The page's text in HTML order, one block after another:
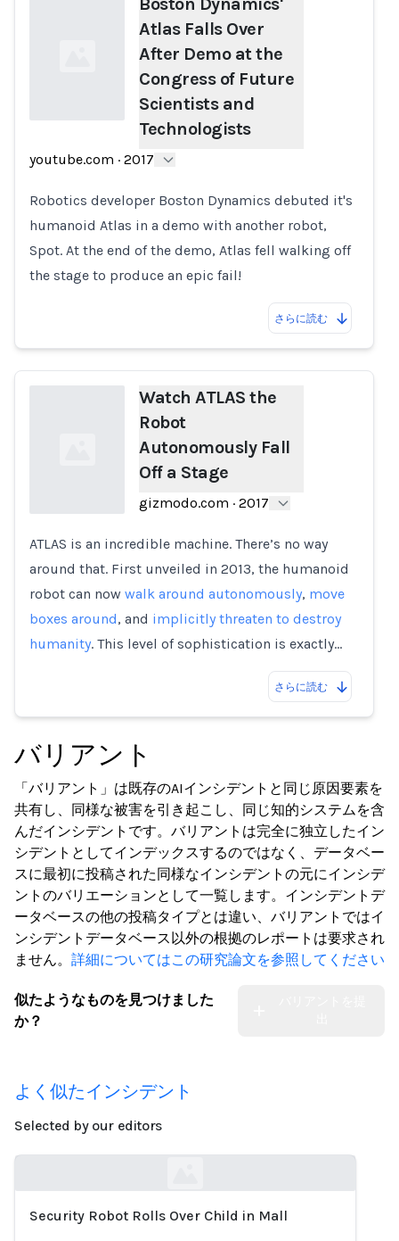
Loading...
Atlas Falls Over
After Demo at the
Congress of Future
Scientists and
Technologists
youtube.com · 2017
Robotics developer Boston Dynamics debuted it's
humanoid Atlas in a demo with another robot,
Spot. At the end of the demo, Atlas fell walking off
the stage to produce an epic fail!
さらに読む
Loading...
Watch ATLAS the
Robot
Autonomously Fall
Off a Stage
gizmodo.com · 2017
ATLAS is an incredible machine. There’s no way
around that. First unveiled in 2013, the humanoid
robot can now walk around autonomously, move
boxes around, and implicitly threaten to destroy
humanity. This level of sophistication is exactly…
さらに読む
バリアント
「バリアント」は既存のAIインシデントと同じ原因要素を
共有し、同様な被害を引き起こし、同じ知的システムを含
んだインシデントです。バリアントは完全に独立したイン
シデントとしてインデックスするのではなく、データベー
スに最初に投稿された同様なインシデントの元にインシデ
ントのバリエーションとして一覧します。インシデントデ
ータベースの他の投稿タイプとは違い、バリアントではイ
ンシデントデータベース以外の根拠のレポートは要求され
ません。 詳細についてはこの研究論文を参照してください
似たようなものを見つけました
か？
よく似たインシデント
Selected by our editors
Security Robot Rolls Over Child in Mall